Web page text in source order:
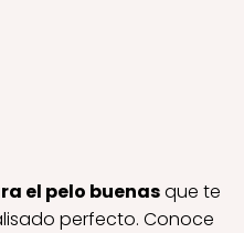
el pelo buenasque te
perfecto. Conoce